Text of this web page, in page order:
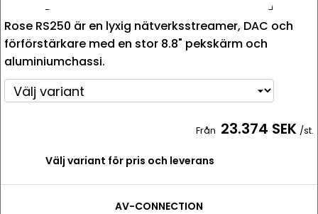
Rose RS250 är en lyxig nätverksstreamer, DAC och
förförstärkare med en stor 8.8" pekskärm och
aluminiumchassi.
Från 23.374 SEK /st.
Välj variant för pris och leverans
AV-CONNECTION